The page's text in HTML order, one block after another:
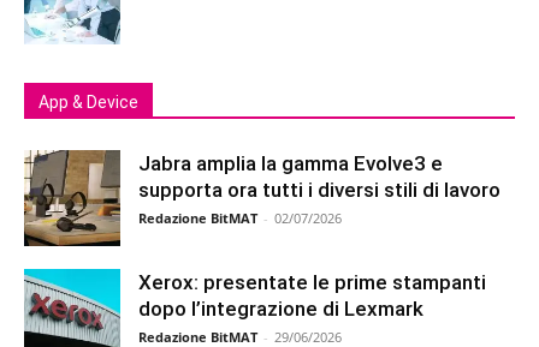
App & Device
Jabra amplia la gamma Evolve3 e
supporta ora tutti i diversi stili di lavoro
Redazione BitMAT - 02/07/2026
Xerox: presentate le prime stampanti
dopo l’integrazione di Lexmark
Redazione BitMAT - 29/06/2026